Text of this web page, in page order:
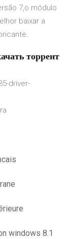
7,o módulo
baixar a
торрент
driver-
windows 8.1